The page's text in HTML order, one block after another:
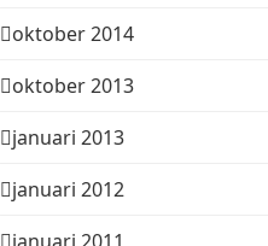
oktober 2014
oktober 2013
januari 2013
januari 2012